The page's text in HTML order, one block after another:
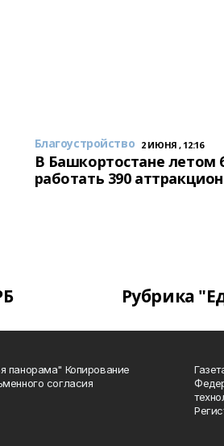
Благоустройство 2 ИЮНЯ , 12:16
В Башкортостане летом
работать 390
Рубрика
панорама" Копирование
согласия